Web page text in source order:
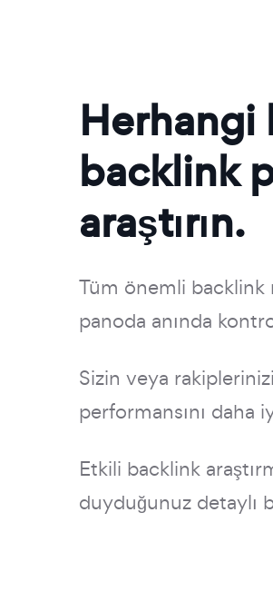
Herhangi
backlink
araştırın.
Tüm önemli
panoda anında
Sizin veya
performansını daha
Etkili backlink
duyduğunuz detaylı